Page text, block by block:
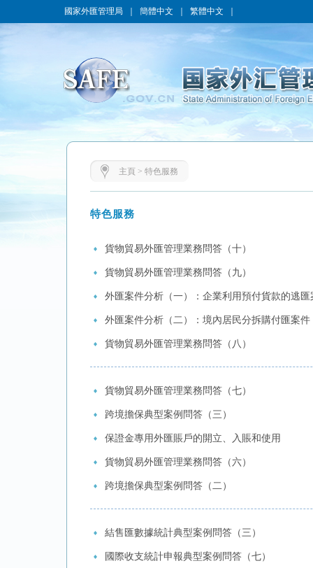
國家外匯管理局 簡體中文 繁體中文
主頁 > 特色服務
特色服務
貨物貿易外匯管理業務問答（十）
貨物貿易外匯管理業務問答（九）
外匯案件分析（一）：企業利用預付貨款的逃匯
外匯案件分析（二）：境內居民分拆購付匯案件
貨物貿易外匯管理業務問答（八）
貨物貿易外匯管理業務問答（七）
跨境擔保典型案例問答（三）
保證金專用外匯賬戶的開立、入賬和使用
貨物貿易外匯管理業務問答（六）
跨境擔保典型案例問答（二）
結售匯數據統計典型案例問答（三）
國際收支統計申報典型案例問答（七）